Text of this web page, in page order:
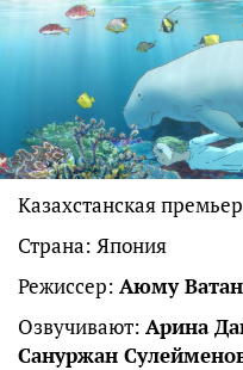
Казахстанская
Страна: Япония
Режиссер: Аюму
Озвучивают: Арина
Сануржан